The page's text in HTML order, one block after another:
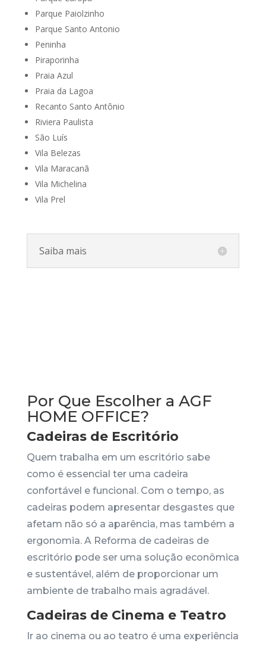
Parque Paiolzinho
Parque Santo Antonio
Peninha
Piraporinha
Praia Azul
Praia da Lagoa
Recanto Santo Antônio
Riviera Paulista
São Luís
Vila Belezas
Vila Maracanã
Vila Michelina
Vila Prel
Saiba mais
Por Que Escolher a AGF
HOME OFFICE?
Cadeiras de Escritório
Quem trabalha em um escritório sabe
como é essencial ter uma cadeira
confortável e funcional. Com o tempo, as
cadeiras podem apresentar desgastes que
afetam não só a aparência, mas também a
ergonomia. A Reforma de cadeiras de
escritório pode ser uma solução econômica
e sustentável, além de proporcionar um
ambiente de trabalho mais agradável.
Cadeiras de Cinema e Teatro
Ir ao cinema ou ao teatro é uma experiência